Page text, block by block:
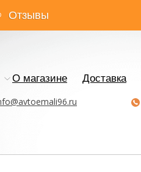
Отзывы
О магазине Доставка